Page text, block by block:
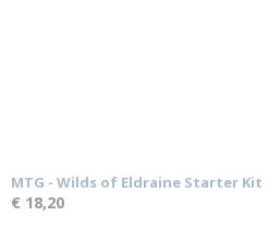
MTG - Wilds of Eldraine Starter Kit
€ 18,20